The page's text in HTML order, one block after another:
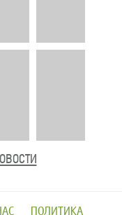
ПОЛИТИКА